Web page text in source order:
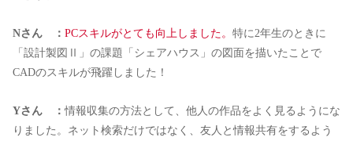
Nさん ： PCスキルがとても向上しました。 特に2年生のときに
「設計製図Ⅱ」の課題「シェアハウス」の図面を描いたことで
CADのスキルが飛躍しました！
Yさん ：情報収集の方法として、他人の作品をよく見るようにな
りました。ネット検索だけではなく、友人と情報共有をするよう